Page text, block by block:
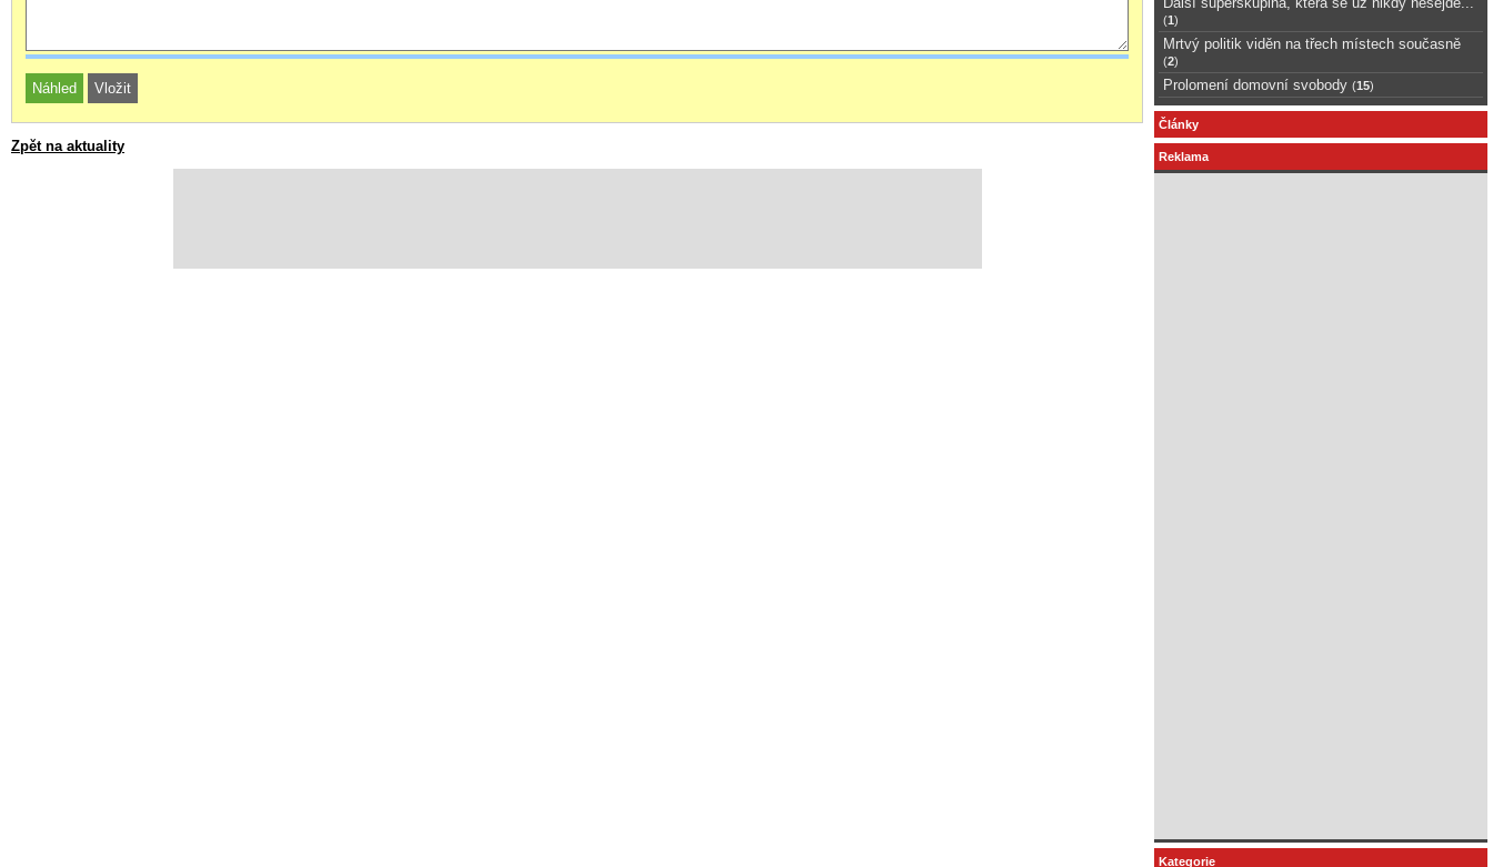
Zpět na aktuality
(1 )
Mrtvý politik viděn na třech místech současně
(2)
Prolomení domovní svobody (15)
Články
Reklama
Kategorie